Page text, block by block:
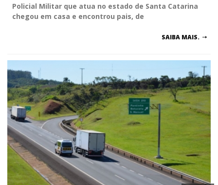
Policial Militar que atua no estado de Santa Catarina
chegou em casa e encontrou pais, de
SAIBA MAIS.